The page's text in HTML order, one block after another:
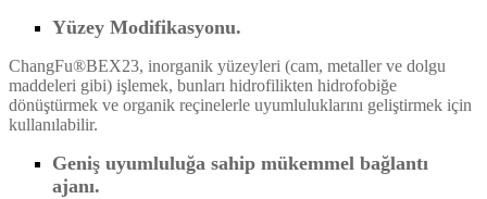
Yüzey Modifikasyonu.
ChangFu®BEX23, inorganik yüzeyleri (cam, metaller ve dolgu
maddeleri gibi) işlemek, bunları hidrofilikten hidrofobiğe
dönüştürmek ve organik reçinelerle uyumluluklarını geliştirmek için
kullanılabilir.
Geniş uyumluluğa sahip mükemmel bağlantı
ajanı.